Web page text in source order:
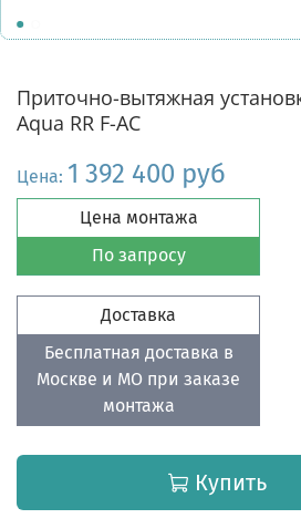
Приточно-вытяжная
Aqua RR F-AC
Цена: 1 392 400 руб
Цена монтажа
По запросу
Доставка
Бесплатная доставка в
Москве и МО при заказе
монтажа
Купить